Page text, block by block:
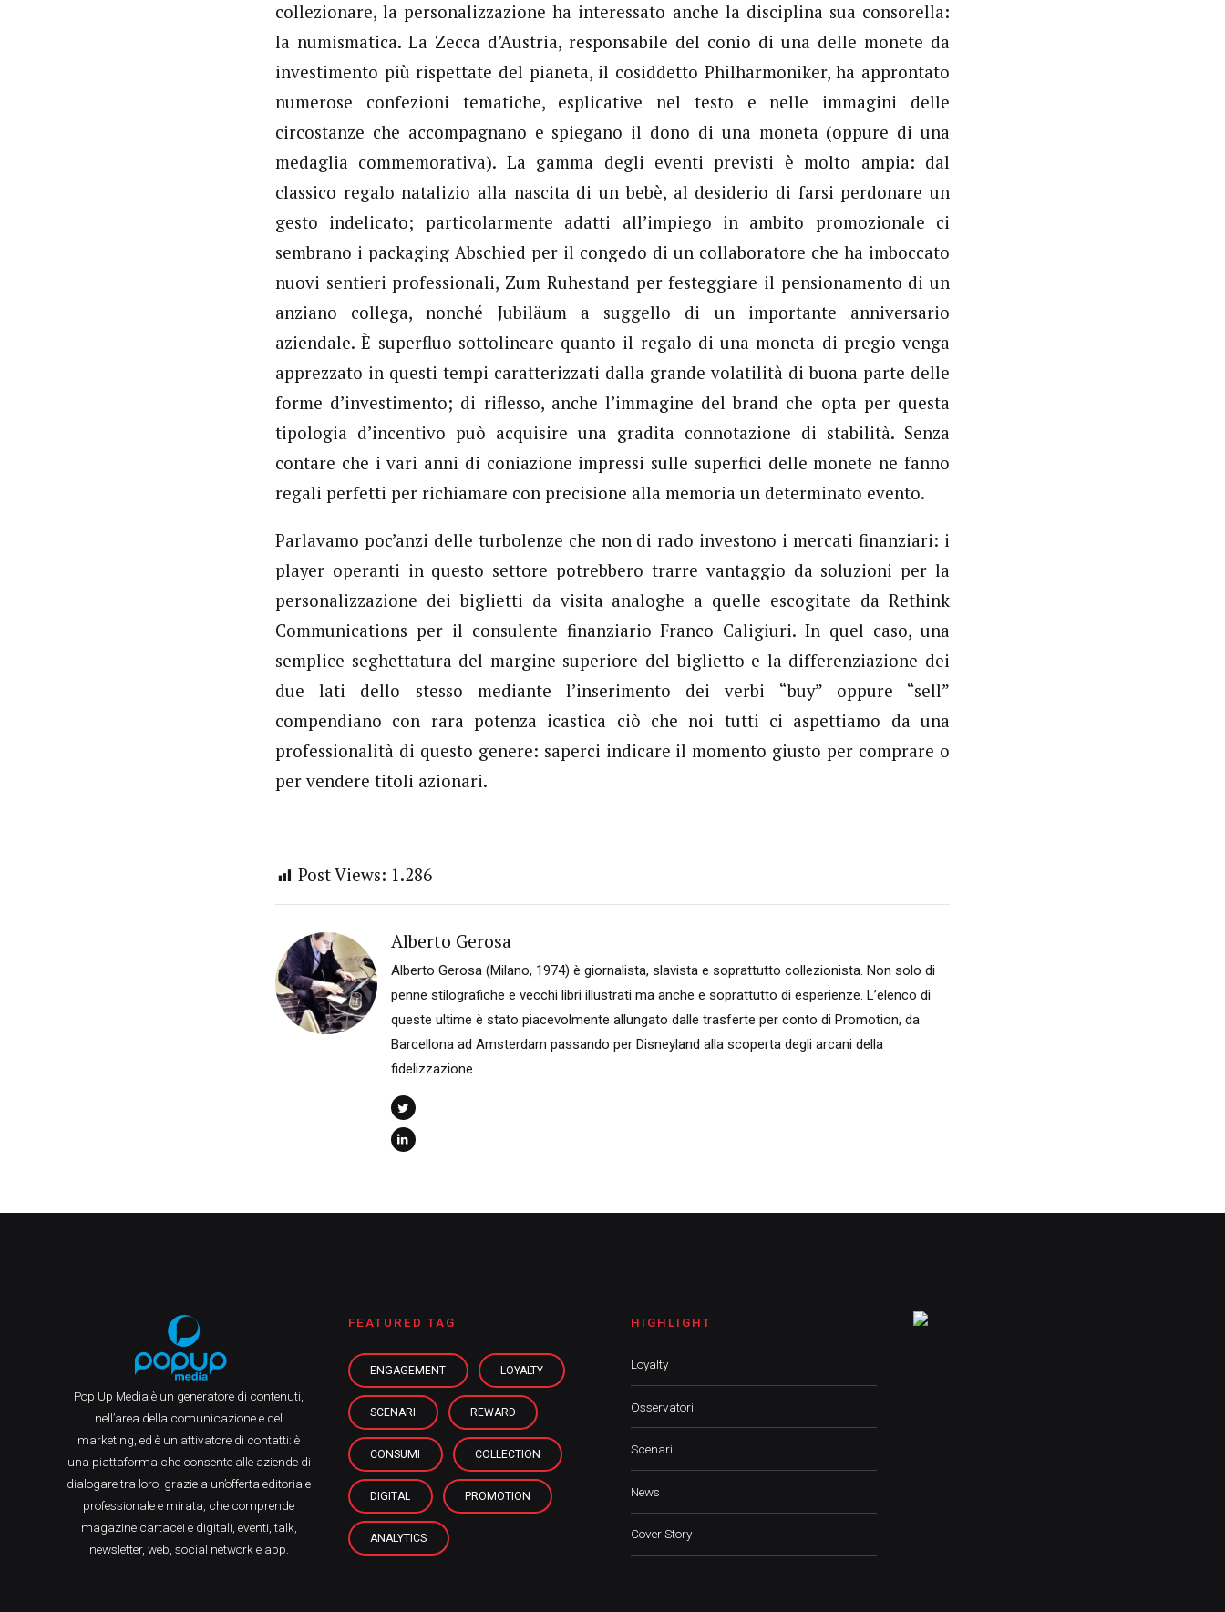
collezionare, la personalizzazione ha interessato anche la disciplina sua consorella:
la numismatica. La Zecca d’Austria, responsabile del conio di una delle monete da
investimento più rispettate del pianeta, il cosiddetto Philharmoniker, ha approntato
numerose confezioni tematiche, esplicative nel testo e nelle immagini delle
circostanze che accompagnano e spiegano il dono di una moneta (oppure di una
medaglia commemorativa). La gamma degli eventi previsti è molto ampia: dal
classico regalo natalizio alla nascita di un bebè, al desiderio di farsi perdonare un
gesto indelicato; particolarmente adatti all’impiego in ambito promozionale ci
sembrano i packaging Abschied per il congedo di un collaboratore che ha imboccato
nuovi sentieri professionali, Zum Ruhestand per festeggiare il pensionamento di un
anziano collega, nonché Jubiläum a suggello di un importante anniversario
aziendale. È superfluo sottolineare quanto il regalo di una moneta di pregio venga
apprezzato in questi tempi caratterizzati dalla grande volatilità di buona parte delle
forme d’investimento; di riflesso, anche l’immagine del brand che opta per questa
tipologia d’incentivo può acquisire una gradita connotazione di stabilità. Senza
contare che i vari anni di coniazione impressi sulle superfici delle monete ne fanno
regali perfetti per richiamare con precisione alla memoria un determinato evento.
Parlavamo poc’anzi delle turbolenze che non di rado investono i mercati finanziari: i
player operanti in questo settore potrebbero trarre vantaggio da soluzioni per la
personalizzazione dei biglietti da visita analoghe a quelle escogitate da Rethink
Communications per il consulente finanziario Franco Caligiuri. In quel caso, una
semplice seghettatura del margine superiore del biglietto e la differenziazione dei
due lati dello stesso mediante l’inserimento dei verbi “buy” oppure “sell”
compendiano con rara potenza icastica ciò che noi tutti ci aspettiamo da una
professionalità di questo genere: saperci indicare il momento giusto per comprare o
per vendere titoli azionari.
Post Views: 1.286
Alberto Gerosa
Alberto Gerosa (Milano, 1974) è giornalista, slavista e soprattutto collezionista. Non solo di
penne stilografiche e vecchi libri illustrati ma anche e soprattutto di esperienze. L’elenco di
queste ultime è stato piacevolmente allungato dalle trasferte per conto di Promotion, da
Barcellona ad Amsterdam passando per Disneyland alla scoperta degli arcani della
fidelizzazione.
Pop Up Media è un generatore di contenuti,
nell’area della comunicazione e del
marketing, ed è un attivatore di contatti: è
una piattaforma che consente alle aziende di
dialogare tra loro, grazie a un’offerta editoriale
professionale e mirata, che comprende
magazine cartacei e digitali, eventi, talk,
newsletter, web, social network e app.
FEATURED TAG
ENGAGEMENT LOYALTY
SCENARI REWARD
CONSUMI COLLECTION
DIGITAL PROMOTION
ANALYTICS
HIGHLIGHT
Loyalty
Osservatori
Scenari
News
Cover Story